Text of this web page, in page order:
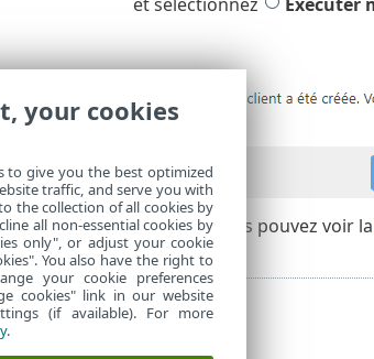
et sélectionnez
Exécuter
DansTâches, vous pouvez voir la
your cookies
to give you the best optimized
traffic, and serve you with
the collection of all cookies by
all non-essential cookies by
only", or adjust your cookie
You also have the right to
your cookie preferences
cookies" link in our website
(if available). For more
.